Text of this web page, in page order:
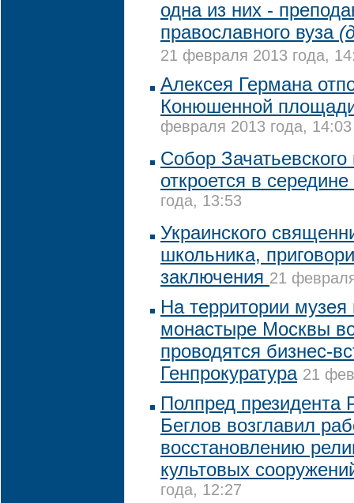
одна из них -
православного вуза
21 февраля 2013 года,
Алексея Германа
Конюшенной
февраля 2013 года, 14:03
Собор
откроется в середине
года, 13:53
Украинского
школьника,
заключения 21
На территории
монастыре Москвы
проводятся бизнес-
Генпрокуратура 21
Полпред
Беглов возглавил
восстановлению
культовых
года, 12:27